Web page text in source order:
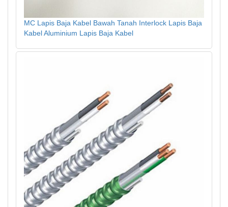
MC Lapis Baja Kabel Bawah Tanah Interlock Lapis Baja
Kabel Aluminium Lapis Baja Kabel